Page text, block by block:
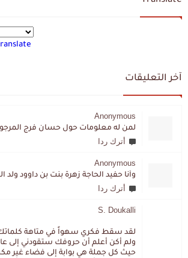
آخر التعليقات
Anonymous
أترك ردا
Anonymous
أترك ردا
S. Doukalli
لقد سقط فكري سهواً في متاهة
ولم أكن أعلم أن حروفك ستقودني إلى عالم
حيث كل جملة هي بوابة إلى فضاء غير